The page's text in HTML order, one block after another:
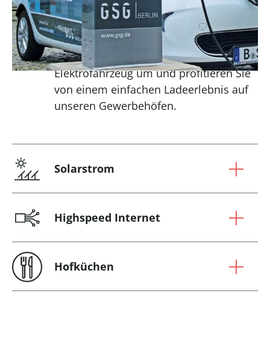
Ihnen unsere Elektro-Ladesäulen auf
einer wachsenden Anzahl unserer
Gewerbehöfe bieten. Oder steigen Sie
als Mieter der GSG Berlin auf ein
Elektrofahrzeug um und profitieren Sie
von einem einfachen Ladeerlebnis auf
unseren Gewerbehöfen.
Solarstrom
Highspeed Internet
Hofküchen